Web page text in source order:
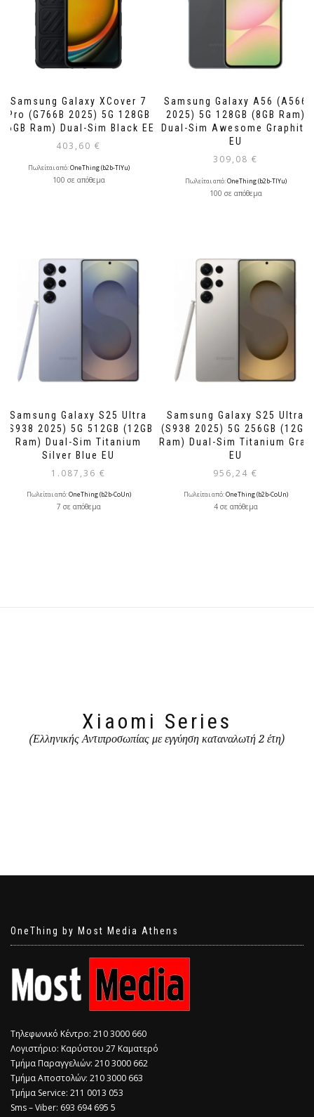
Samsung Galaxy XCover 7
Pro (G766B 2025) 5G 128GB
(6GB Ram) Dual-Sim Black EE
403,60 €
Πωλείται από:OneThing (b2b-TlYu)
100 σε απόθεμα
Samsung Galaxy A56 (A566
2025) 5G 128GB (8GB Ram)
Dual-Sim Awesome Graphite
EU
309,08 €
Πωλείται από:OneThing (b2b-TlYu)
100 σε απόθεμα
Samsung Galaxy S25 Ultra
(S938 2025) 5G 512GB (12GB
Ram) Dual-Sim Titanium
Silver Blue EU
1.087,36 €
Πωλείται από:OneThing (b2b-CoUn)
7 σε απόθεμα
Samsung Galaxy S25 Ultra
(S938 2025) 5G 256GB (12GB
Ram) Dual-Sim Titanium Gray
EU
956,24 €
Πωλείται από:OneThing (b2b-CoUn)
4 σε απόθεμα
Xiaomi Series
(Ελληνικής Αντιπροσωπίας με εγγύηση καταναλωτή 2 έτη)
OneThing by Most Media Athens
Τηλεφωνικό Κέντρο: 210 3000 660
Λογιστήριο: Καρύστου 27 Καματερό
Τμήμα Παραγγελιών: 210 3000 662
Τμήμα Αποστολών: 210 3000 663
Τμήμα Service: 211 0013 053
Sms – Viber: 693 694 695 5